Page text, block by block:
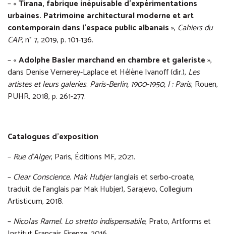
– «Tirana, fabrique inépuisable d’expérimentations
urbaines. Patrimoine architectural moderne et art
contemporain dans l’espace public albanais», Cahiers du
CAP, n° 7, 2019, p. 101-136.
– «Adolphe Basler marchand en chambre et galeriste»,
dans Denise Vernerey-Laplace et Hélène Ivanoff (dir.), Les
artistes et leurs galeries. Paris-Berlin, 1900-1950, I : Paris, Rouen,
PUHR, 2018, p. 261-277.
Catalogues d’exposition
–Rue d’Alger, Paris, Éditions MF, 2021.
–Clear Conscience. Mak Hubjer(anglais et serbo-croate,
traduit de l’anglais par Mak Hubjer), Sarajevo, Collegium
Artisticum, 2018.
–Nicolas Ramel. Lo stretto indispensabile, Prato, Artforms et